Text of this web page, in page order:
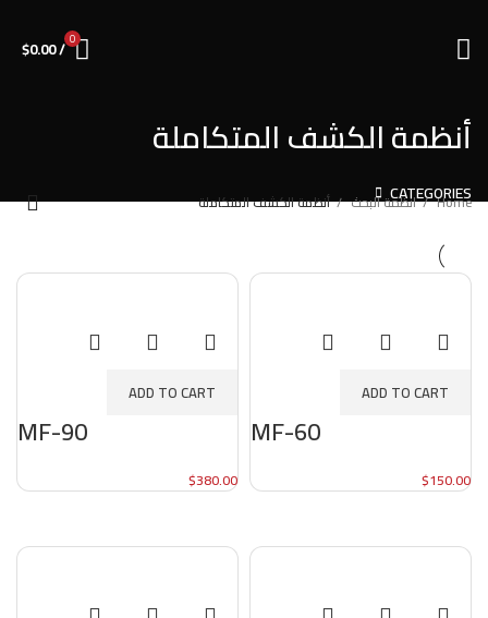
0
/
$0.00
أنظمة الكشف المتكاملة
CATEGORIES
Home انظمة البحث أنظمة الكشف المتكاملة
ADD TO CART
MF-60
$150.00
ADD TO CART
MF-90
$380.00